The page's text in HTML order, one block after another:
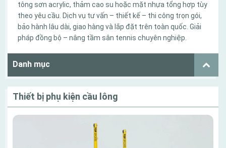
tông sơn acrylic, thảm cao su hoặc mặt nhựa tổng hợp tùy
theo yêu cầu. Dịch vụ tư vấn – thiết kế – thi công trọn gói,
bảo hành lâu dài, giao hàng và lắp đặt trên toàn quốc. Giải
pháp đồng bộ – nâng tầm sân tennis chuyên nghiệp.
Danh mục
Thiết bị phụ kiện cầu lông